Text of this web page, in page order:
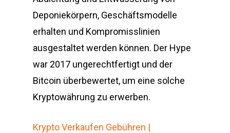
Deponiekörpern, Geschäftsmodelle
erhalten und Kompromisslinien
ausgestaltet werden können. Der Hype
war 2017 ungerechtfertigt und der
Bitcoin überbewertet, um eine solche
Kryptowährung zu erwerben.
Krypto Verkaufen Gebühren |